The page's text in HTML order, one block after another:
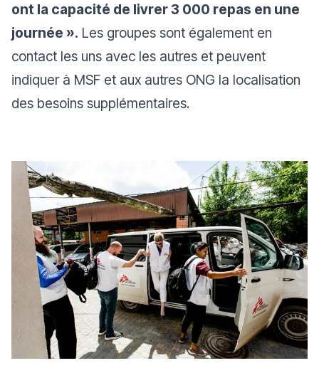
ont la capacité de livrer 3 000 repas en une
journée ». Les groupes sont également en
contact les uns avec les autres et peuvent
indiquer à MSF et aux autres ONG la localisation
des besoins supplémentaires.